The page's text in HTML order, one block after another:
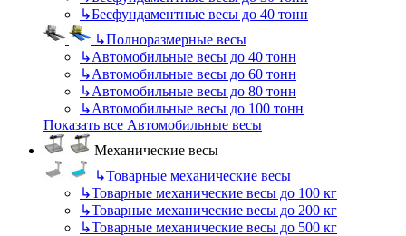
↳Бесфундаментные весы до 40 тонн
↳Полноразмерные весы
↳Автомобильные весы до 40 тонн
↳Автомобильные весы до 60 тонн
↳Автомобильные весы до 80 тонн
↳Автомобильные весы до 100 тонн
Показать все Автомобильные весы
Механические весы
↳Товарные механические весы
↳Товарные механические весы до 100 кг
↳Товарные механические весы до 200 кг
↳Товарные механические весы до 500 кг